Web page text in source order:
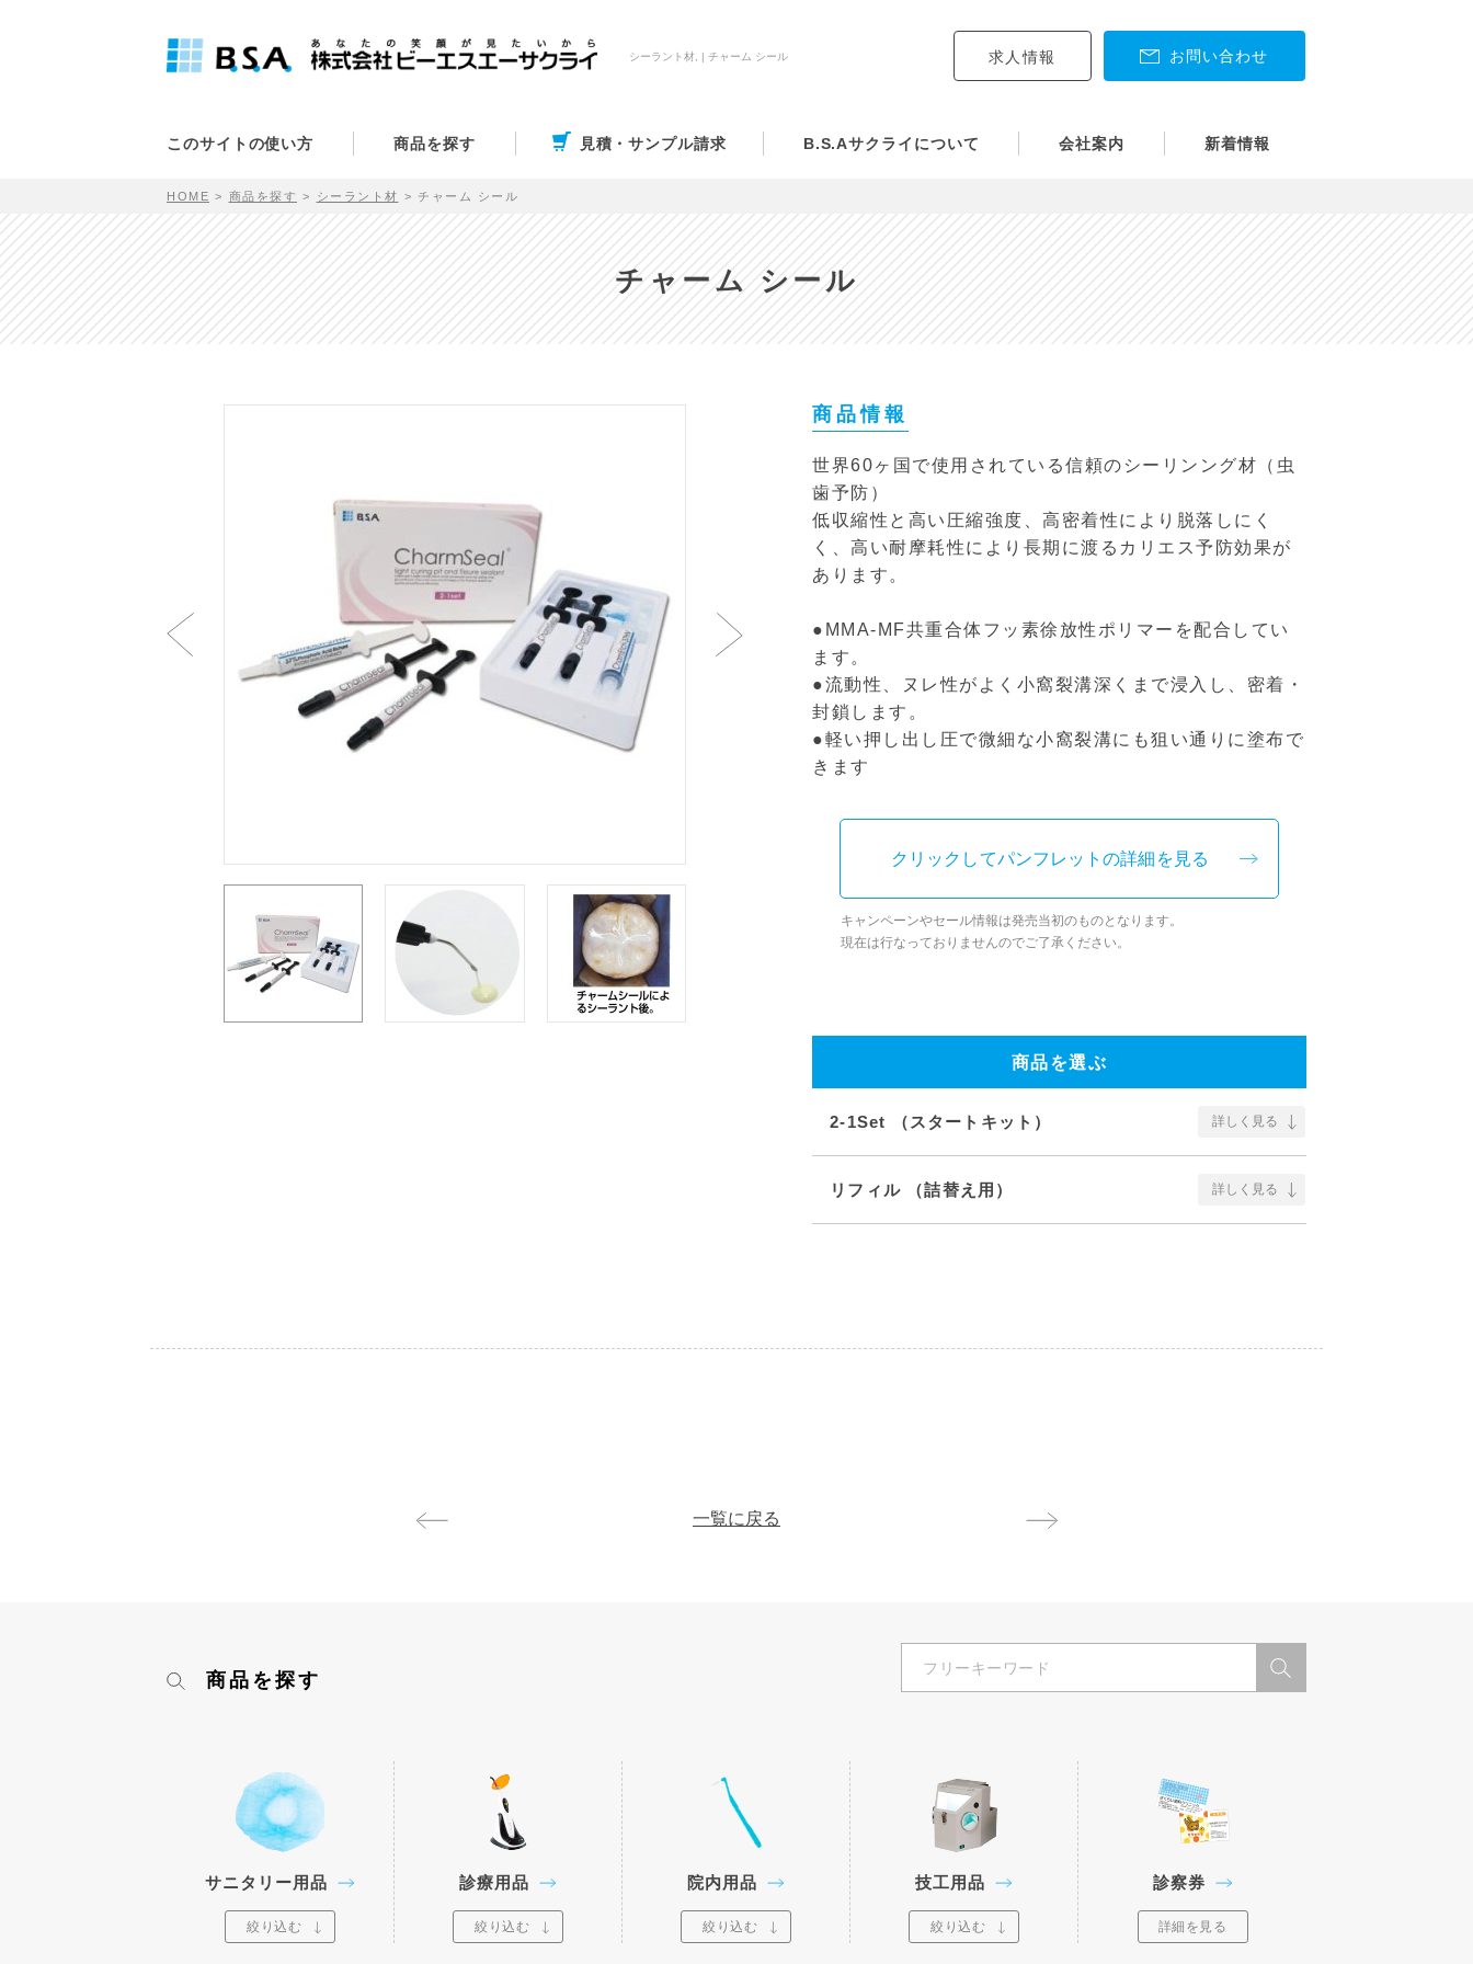
シーラント材, | チャーム シール お問い合わせ
求人情報
このサイトの使い方 商品を探す 見積・サンプル請求 B.S.Aサクライについて 会社案内 新着情報
HOME 商品を探す シーラント材 チャーム シール
チャーム シール
商品情報
世界60ヶ国で使用されている信頼のシーリンング材（虫
歯予防）
低収縮性と高い圧縮強度、高密着性により脱落しにく
く、高い耐摩耗性により長期に渡るカリエス予防効果が
あります。
●MMA-MF共重合体フッ素徐放性ポリマーを配合してい
ます。
●流動性、ヌレ性がよく小窩裂溝深くまで浸入し、密着・
封鎖します。
●軽い押し出し圧で微細な小窩裂溝にも狙い通りに塗布で
きます
クリックしてパンフレットの詳細を見る
キャンペーンやセール情報は発売当初のものとなります。
現在は行なっておりませんのでご了承ください。
商品を選ぶ
2-1Set （スタートキット） 詳しく見る
リフィル （詰替え用） 詳しく見る
一覧に戻る
商品を探す
サニタリー用品
絞り込む
診療用品
絞り込む
院内用品
絞り込む
技工用品
絞り込む
診察券
詳細を見る